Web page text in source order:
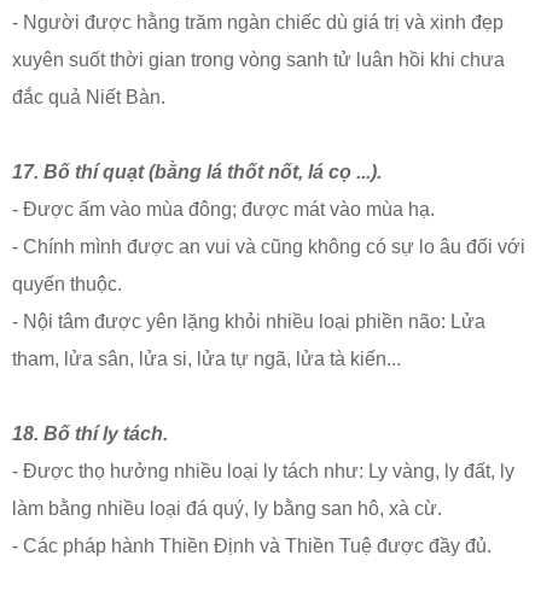
- Người được hằng trăm ngàn chiếc dù giá trị và xinh đẹp
xuyên suốt thời gian trong vòng sanh tử luân hồi khi chưa
đắc quả Niết Bàn.
17. Bố thí quạt (bằng lá thốt nốt, lá cọ ...).
- Được ấm vào mùa đông; được mát vào mùa hạ.
- Chính mình được an vui và cũng không có sự lo âu đối với
quyến thuộc.
- Nội tâm được yên lặng khỏi nhiều loại phiền não: Lửa
tham, lửa sân, lửa si, lửa tự ngã, lửa tà kiến...
18. Bố thí ly tách.
- Được thọ hưởng nhiều loại ly tách như: Ly vàng, ly đất, ly
làm bằng nhiều loại đá quý, ly bằng san hô, xà cừ.
- Các pháp hành Thiền Định và Thiền Tuệ được đầy đủ.